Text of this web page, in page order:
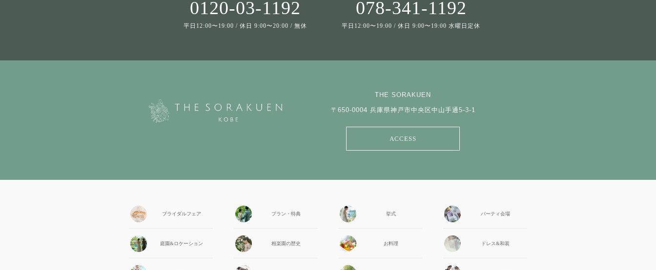
0120-03-1192
平日12:00〜19:00 / 休日 9:00〜20:00 / 無休
078-341-1192
平日12:00〜19:00 / 休日 9:00〜19:00 水曜日定休
THE SORAKUEN
〒650-0004 兵庫県神戸市中央区中山手通5-3-1
ACCESS
ブライダルフェア プラン・特典 挙式 パーティ会場
庭園&ロケーション 相楽園の歴史 お料理 ドレス&和装